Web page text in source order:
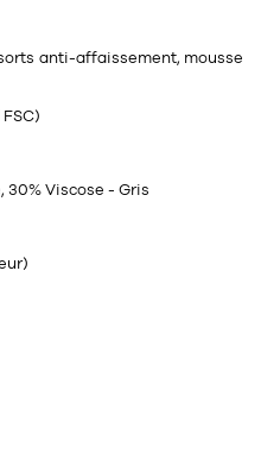
anti-affaissement, mousse
30% Viscose - Gris